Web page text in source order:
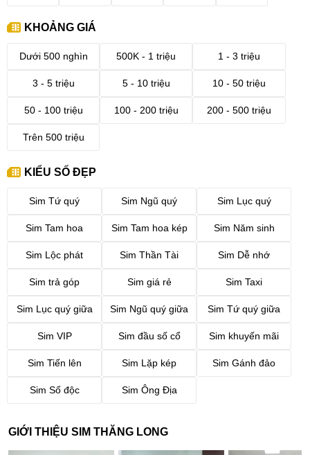
KHOẢNG GIÁ
Dưới 500 nghìn 500K - 1 triệu 1 - 3 triệu
3 - 5 triệu 5 - 10 triệu 10 - 50 triệu
50 - 100 triệu 100 - 200 triệu 200 - 500 triệu
Trên 500 triệu
KIỂU SỐ ĐẸP
Sim Tứ quý Sim Ngũ quý Sim Lục quý
Sim Tam hoa Sim Tam hoa kép Sim Năm sinh
Sim Lộc phát Sim Thần Tài Sim Dễ nhớ
Sim trả góp Sim giá rẻ Sim Taxi
Sim Lục quý giữa Sim Ngũ quý giữa Sim Tứ quý giữa
Sim VIP Sim đầu số cổ Sim khuyến mãi
Sim Tiến lên Sim Lặp kép Sim Gánh đảo
Sim Số độc Sim Ông Địa
GIỚI THIỆU SIM THĂNG LONG